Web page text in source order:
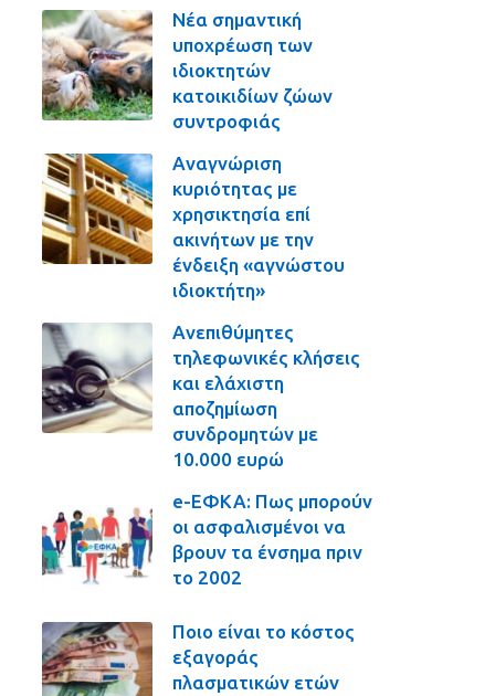
Νέα σημαντική
υποχρέωση των
ιδιοκτητών
κατοικιδίων ζώων
συντροφιάς
Αναγνώριση
κυριότητας με
χρησικτησία επί
ακινήτων με την
ένδειξη «αγνώστου
ιδιοκτήτη»
Ανεπιθύμητες
τηλεφωνικές κλήσεις
και ελάχιστη
αποζημίωση
συνδρομητών με
10.000 ευρώ
e-ΕΦΚΑ: Πως μπορούν
οι ασφαλισμένοι να
βρουν τα ένσημα πριν
το 2002
Ποιο είναι το κόστος
εξαγοράς
πλασματικών ετών